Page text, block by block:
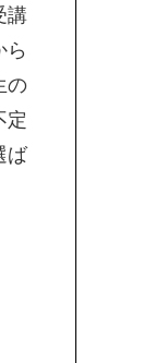
講
ら
の
定
ば